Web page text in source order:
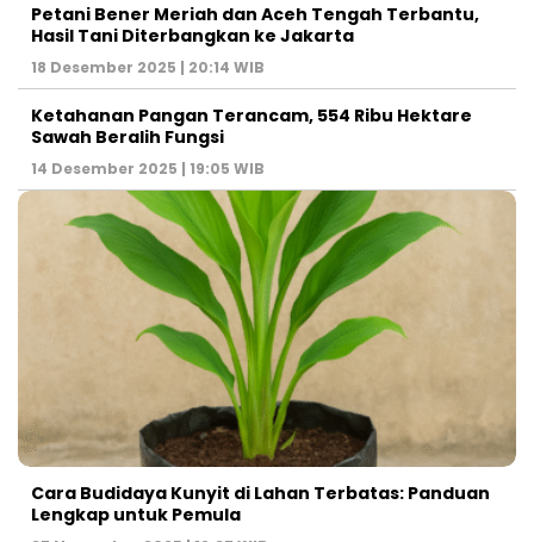
Petani Bener Meriah dan Aceh Tengah Terbantu,
Hasil Tani Diterbangkan ke Jakarta
18 Desember 2025 | 20:14 WIB
Ketahanan Pangan Terancam, 554 Ribu Hektare
Sawah Beralih Fungsi
14 Desember 2025 | 19:05 WIB
Cara Budidaya Kunyit di Lahan Terbatas: Panduan
Lengkap untuk Pemula